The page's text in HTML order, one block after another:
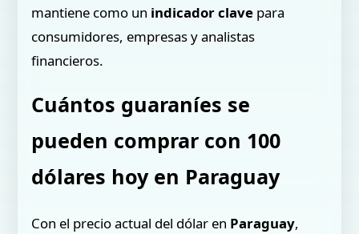
mantiene como un indicador clave para
consumidores, empresas y analistas
financieros.
Cuántos guaraníes se
pueden comprar con 100
dólares hoy en Paraguay
Con el precio actual del dólar en Paraguay,